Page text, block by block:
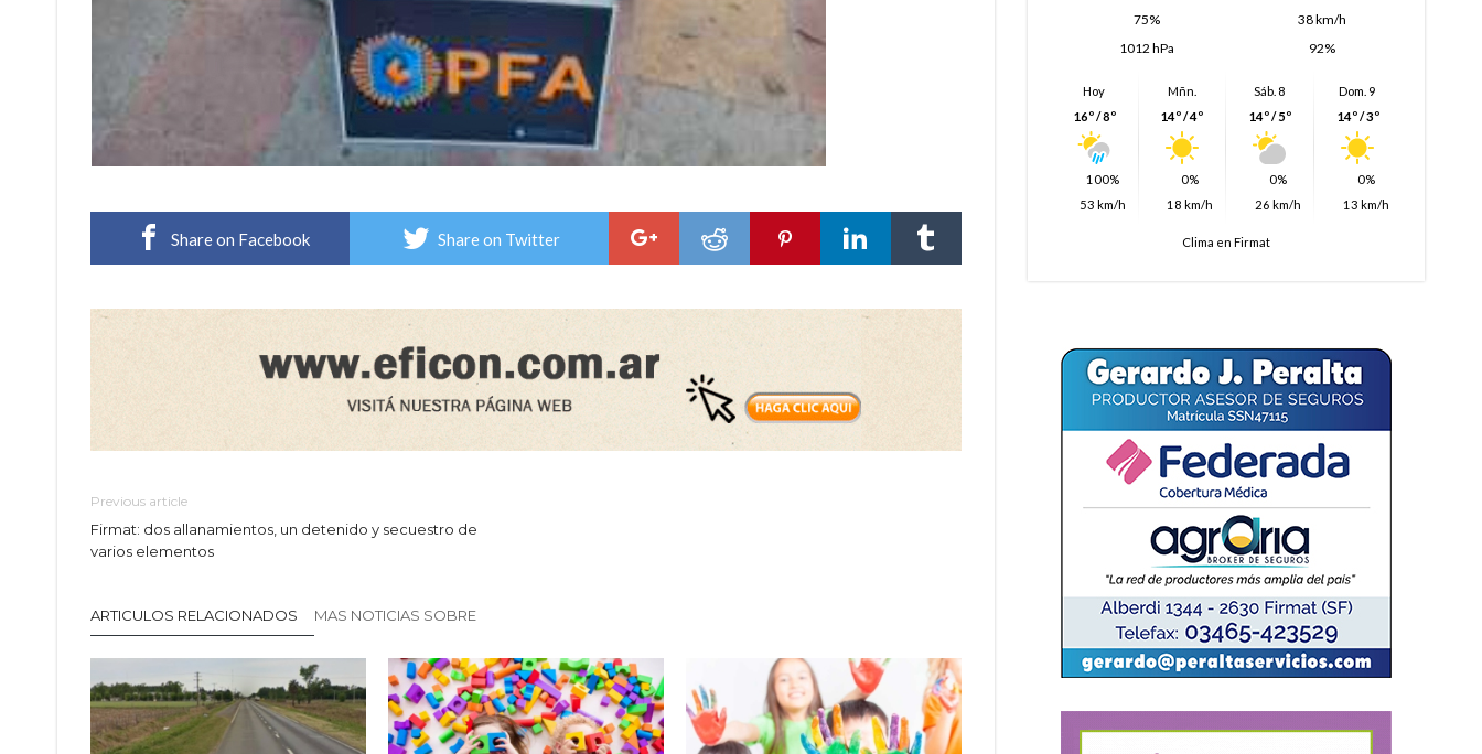
Share on Facebook Share on Twitter
Previous article
Firmat: dos allanamientos, un detenido y secuestro de
varios elementos
ARTICULOS RELACIONADOS MAS NOTICIAS SOBRE
75%
38 km/h
1012 hPa
92%
Hoy
16º / 8º
100%
53 km/h
Mñn.
14º / 4º
0%
18 km/h
Sáb. 8
14º / 5º
0%
26 km/h
Dom. 9
14º / 3º
0%
13 km/h
Clima en Firmat